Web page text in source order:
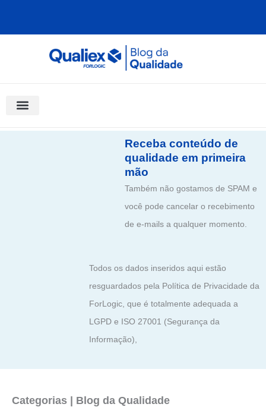
Receba conteúdo de
qualidade em primeira
mão
Também não gostamos de SPAM e
você pode cancelar o recebimento
de e-mails a qualquer momento.
Todos os dados inseridos aqui estão
resguardados pela Política de Privacidade da
ForLogic, que é totalmente adequada a
LGPD e ISO 27001 (Segurança da
Informação),
Categorias | Blog da Qualidade